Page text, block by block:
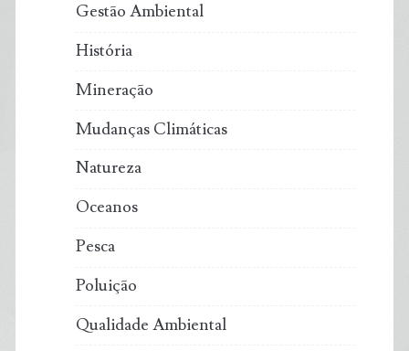
Gestão Ambiental
História
Mineração
Mudanças Climáticas
Natureza
Oceanos
Pesca
Poluição
Qualidade Ambiental